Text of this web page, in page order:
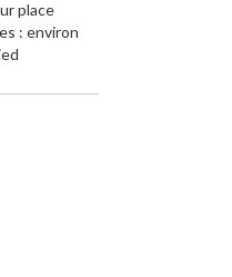
place
: environ